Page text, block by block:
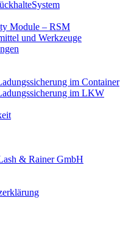
Module – RSM
und Werkzeuge
im Container
im LKW
& Rainer GmbH